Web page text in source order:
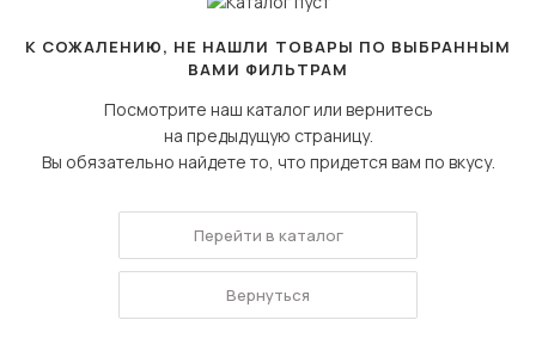
К СОЖАЛЕНИЮ, НЕ НАШЛИ ТОВАРЫ ПО ВЫБРАННЫМ
ВАМИ ФИЛЬТРАМ
Посмотрите наш каталог или вернитесь
на предыдущую страницу.
Вы обязательно найдете то, что придется вам по вкусу.
Перейти в каталог
Вернуться